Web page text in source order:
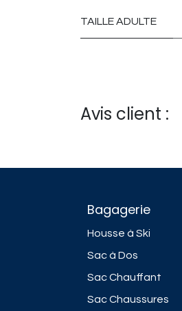
TAILLE ADULTE
Avis client :
Bagagerie
Housse à Ski
Sac à Dos
Sac Chauffant
Sac Chaussures